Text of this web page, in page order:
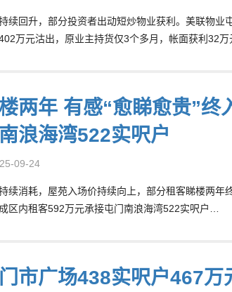
续回升，部分投资者出动短炒物业获利。美联物
万元沽出，原业主持货仅3个多月，帐面获利32
两年 有感“愈睇愈贵”
浪海湾522实呎户
09-24
续消耗，屋苑入场价持续向上，部分租客睇楼两年
区内租客592万元承接屯门南浪海湾522实呎户…
市广场438实呎户467